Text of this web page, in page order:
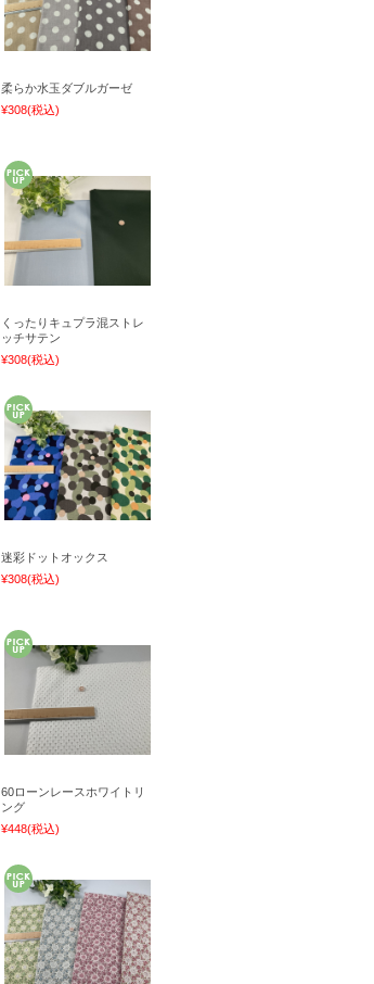
柔らか水玉ダブルガーゼ
¥308(税込)
くったりキュプラ混ストレ
ッチサテン
¥308(税込)
迷彩ドットオックス
¥308(税込)
60ローンレースホワイトリ
ング
¥448(税込)